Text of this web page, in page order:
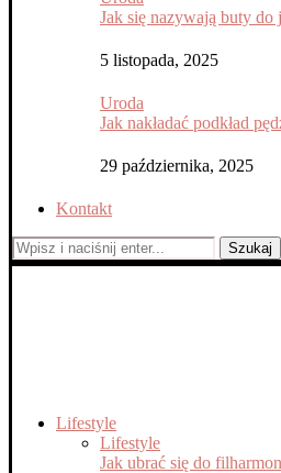
Jak się nazywają buty do
5 listopada, 2025
Uroda
Jak nakładać podkład
29 października, 2025
Kontakt
Szukaj
Lifestyle
Lifestyle
Jak ubrać się do